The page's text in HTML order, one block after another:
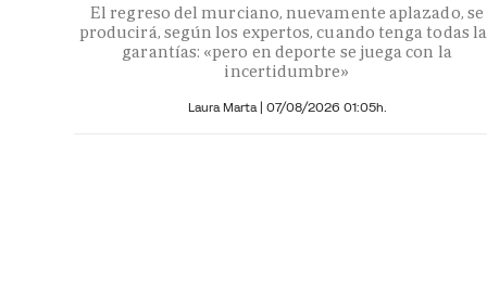
El regreso del murciano, nuevamente aplazado, se
producirá, según los expertos, cuando tenga todas
garantías: «pero en deporte se juega con la
incertidumbre»
Laura Marta | 07/08/2026 01:05h.